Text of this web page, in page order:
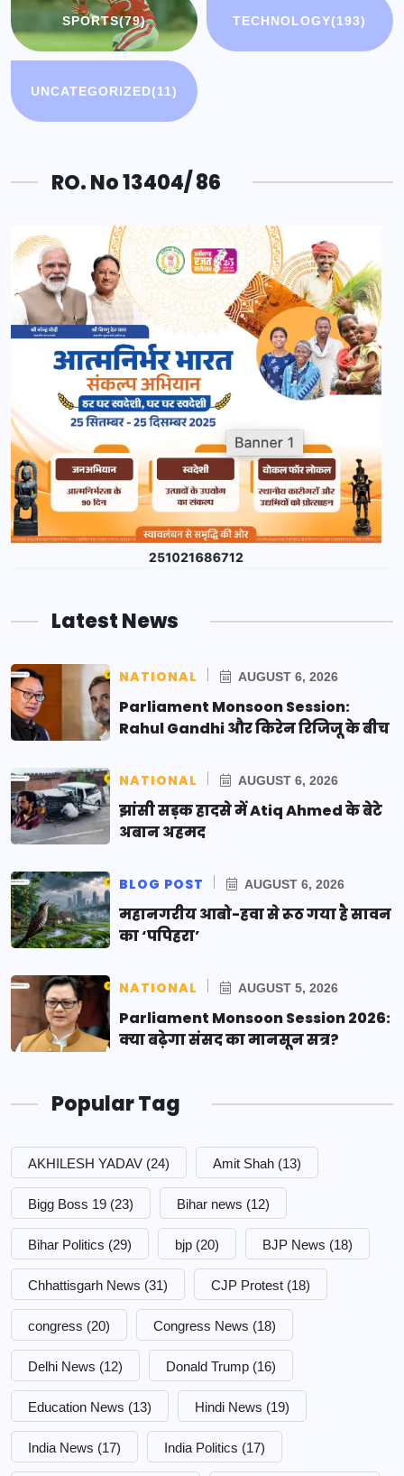
SPORTS(79) TECHNOLOGY(193)
UNCATEGORIZED(11)
RO. No 13404/ 86
Latest News
NATIONAL AUGUST 6, 2026
Parliament Monsoon Session:
Rahul Gandhi और किरेन रिजिजू के बीच
NATIONAL AUGUST 6, 2026
झांसी सड़क हादसे में Atiq Ahmed के बेटे
अबान अहमद
BLOG POST AUGUST 6, 2026
महानगरीय आबो-हवा से रूठ गया है सावन
का ‘पपिहरा’
NATIONAL AUGUST 5, 2026
Parliament Monsoon Session 2026:
क्या बढ़ेगा संसद का मानसून सत्र?
Popular Tag
AKHILESH YADAV (24) Amit Shah (13)
Bigg Boss 19 (23) Bihar news (12)
Bihar Politics (29) bjp (20) BJP News (18)
Chhattisgarh News (31) CJP Protest (18)
congress (20) Congress News (18)
Delhi News (12) Donald Trump (16)
Education News (13) Hindi News (19)
India News (17) India Politics (17)